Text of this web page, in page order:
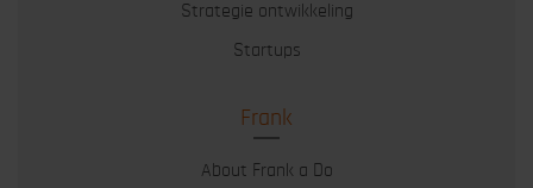
Strategie ontwikkeling
Startups
Frank
About Frank a Do